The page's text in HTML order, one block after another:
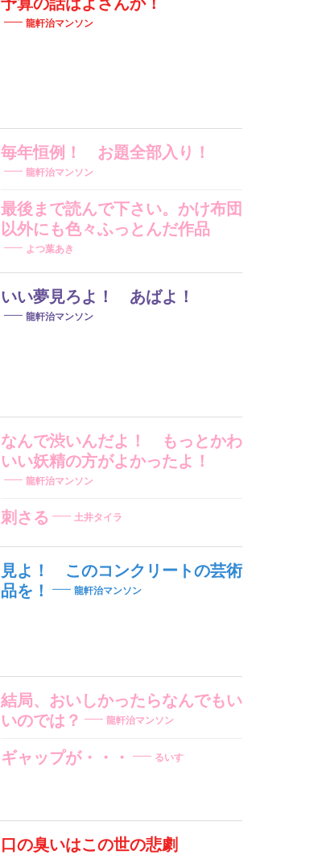
龍軒治マンソン
毎年恒例！ お題全部入り！
龍軒治マンソン
最後まで読んで下さい。かけ布団
以外にも色々ふっとんだ作品
よつ葉あき
いい夢見ろよ！ あばよ！
龍軒治マンソン
なんで渋いんだよ！ もっとかわ
いい妖精の方がよかったよ！
龍軒治マンソン
刺さる 土井タイラ
見よ！ このコンクリートの芸術
品を！
龍軒治マンソン
結局、おいしかったらなんでもい
いのでは？
龍軒治マンソン
ギャップが・・・ るいす
口の臭いはこの世の悲劇